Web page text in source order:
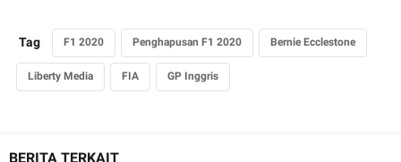
Tag F1 2020 Penghapusan F1 2020 Bernie Ecclestone
Liberty Media FIA GP Inggris
BERITA TERKAIT